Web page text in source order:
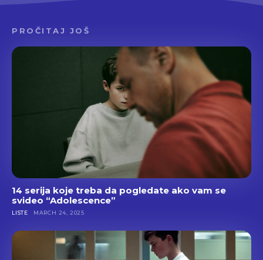
PROČITAJ JOŠ
14 serija koje treba da pogledate ako vam se
svideo “Adolescence”
LISTE MARCH 24, 2025